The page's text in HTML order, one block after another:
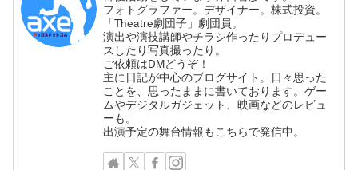
フォトグラファー。デザイナー。株式投資。
「Theatre劇団子」劇団員。
演出や演技講師やチラシ作ったりプロデュー
スしたり写真撮ったり。
ご依頼はDMどうぞ！
主に日記が中心のブログサイト。日々思った
ことを、思ったままに書いております。ゲー
ムやデジタルガジェット、映画などのレビュ
ーも。
出演予定の舞台情報もこちらで発信中。